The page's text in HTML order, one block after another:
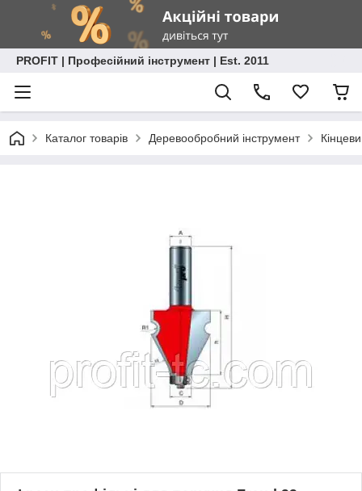
PROFIT | Професійний інструмент | Est. 2011
Каталог товарів Деревообробний інструмент